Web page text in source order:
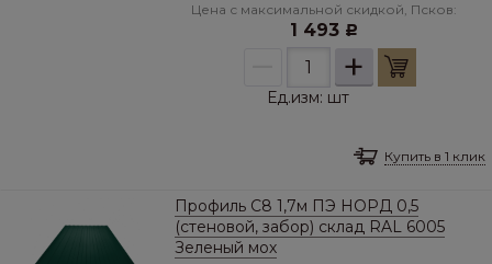
Цена с максимальной скидкой, Псков:
1 493 Р
+
Ед.изм: шт
Купить в 1 клик
Профиль С8 1,7м ПЭ НОРД 0,5
(стеновой, забор) склад RAL 6005
Зеленый мох